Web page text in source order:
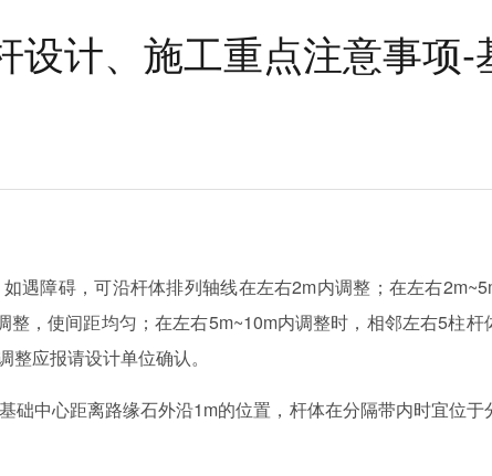
设计、施工重点注意事项-
遇障碍，可沿杆体排列轴线在左右2m内调整；在左右
，使间距均匀；在左右5m~10m内调整时，相邻左右5柱杆
应报请设计单位确认。
础中心距离路缘石外沿1m的位置，杆体在分隔带内时宜位于